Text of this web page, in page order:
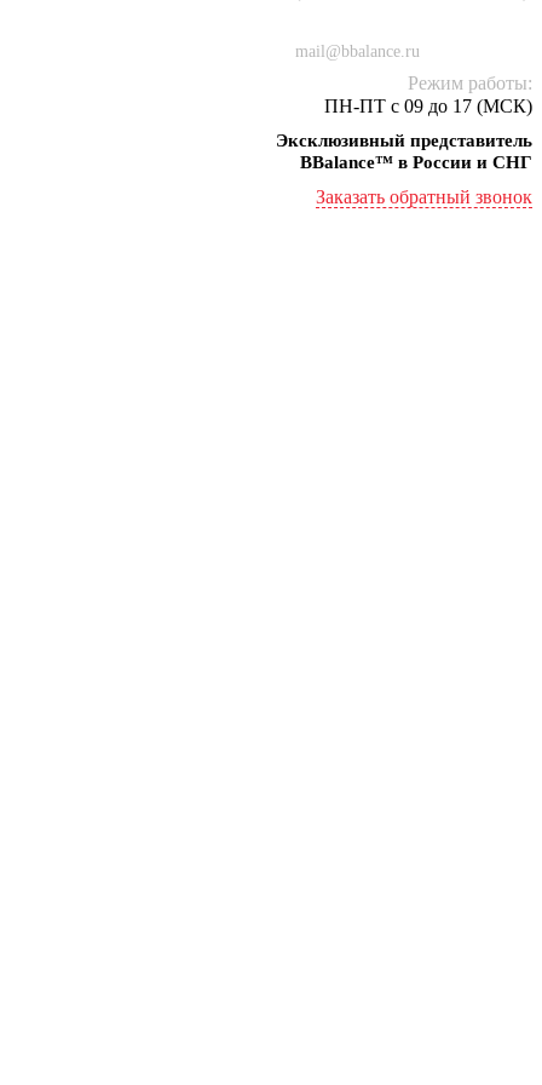
mail@bbalance.ru
Режим работы:
ПН-ПТ с 09 до 17 (МСК)
Эксклюзивный представитель
BBalance™ в России и СНГ
Заказать обратный звонок